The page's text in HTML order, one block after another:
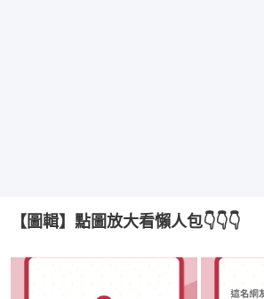
【圖輯】點圖放大看懶人包👇👇👇